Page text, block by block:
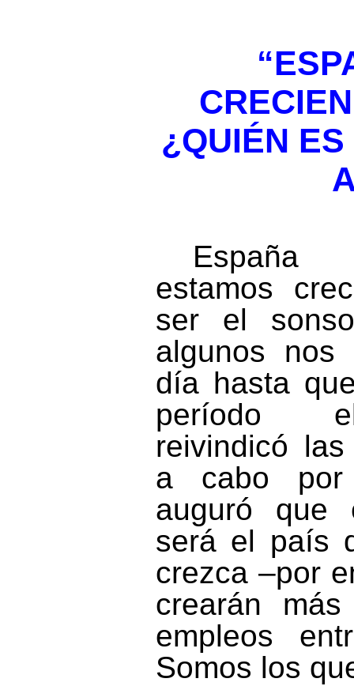
¿QUIÉN
España
estamos
ser el
algunos nos
día hasta
período
reivindicó
a cabo
auguró que
será el país
crezca –por
crearán
empleos
Somos los